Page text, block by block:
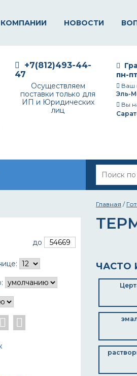
НОВОСТИ
пн-
Ваш
Эль-
Вы
+7(812)493-44-
47
Осуществляем
поставки только для
ИП и Юридических
лиц
до
Главная /
ЧАСТО